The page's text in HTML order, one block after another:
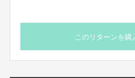
このリターンを購